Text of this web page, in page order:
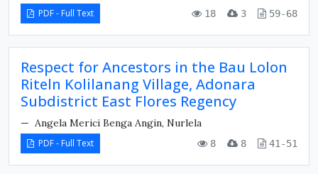
PDF - Full Text 18 3 59-68
Respect for Ancestors in the Bau Lolon
Riteln Kolilanang Village, Adonara
Subdistrict East Flores Regency
Angela Merici Benga Angin, Nurlela
PDF - Full Text 8 8 41-51